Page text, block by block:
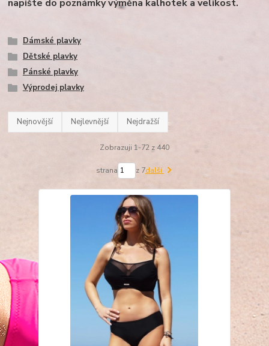
napište do poznámky výměna kalhotek a velikost.
Dámské plavky
Dětské plavky
Pánské plavky
Výprodej plavky
Nejnovější Nejlevnější Nejdražší
Zobrazuji 1-72 z 440
strana z 7další